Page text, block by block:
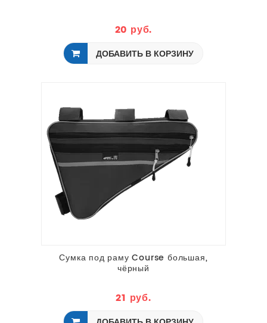
20 руб.
ДОБАВИТЬ В КОРЗИНУ
Сумка под раму Course большая,
чёрный
21 руб.